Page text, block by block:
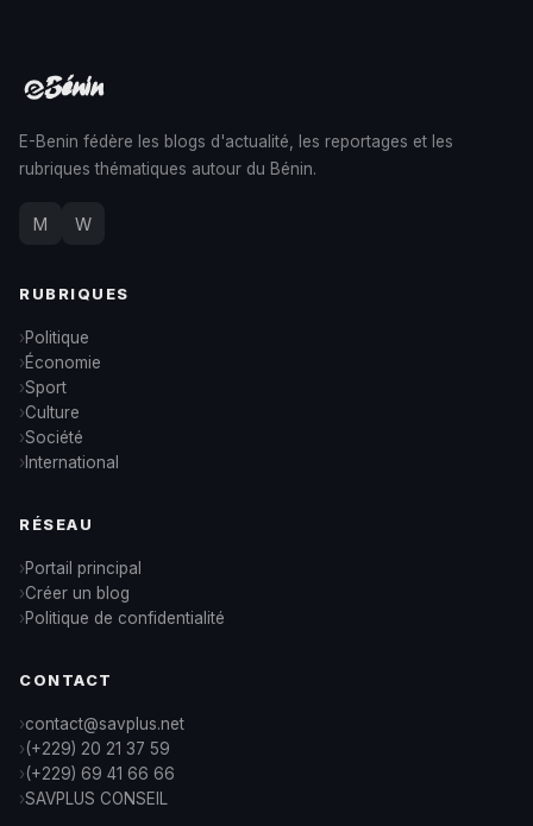
E-Benin fédère les blogs d'actualité, les reportages et les
rubriques thématiques autour du Bénin.
M W
RUBRIQUES
Politique
Économie
Sport
Culture
Société
International
RÉSEAU
Portail principal
Créer un blog
Politique de confidentialité
CONTACT
contact@savplus.net
(+229) 20 21 37 59
(+229) 69 41 66 66
SAVPLUS CONSEIL